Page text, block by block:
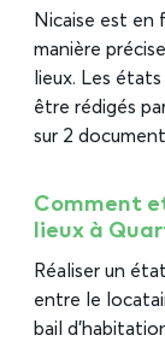
Nicaise est en
manière
lieux. Les
être rédigés
sur 2
Comment
lieux à
Réaliser un
entre le
bail